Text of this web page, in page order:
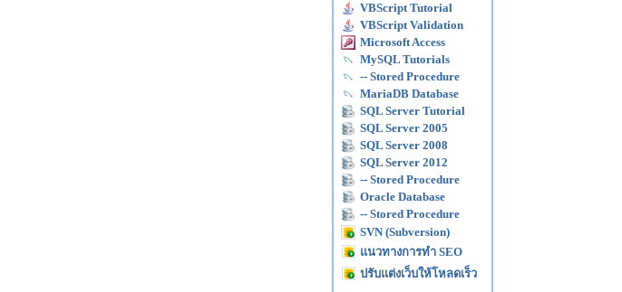
VBScript Tutorial
VBScript Validation
Microsoft Access
MySQL Tutorials
-- Stored Procedure
MariaDB Database
SQL Server Tutorial
SQL Server 2005
SQL Server 2008
SQL Server 2012
-- Stored Procedure
Oracle Database
-- Stored Procedure
SVN (Subversion)
แนวทางการทำ SEO
ปรับแต่งเว็บให้โหลดเร็ว